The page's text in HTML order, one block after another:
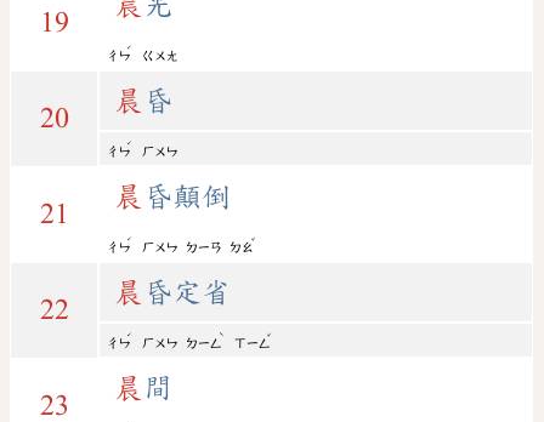
19
ㄔㄣ
ˊ
ㄍㄨㄤ
20
晨 昏
ㄔㄣ
ˊ
ㄏㄨㄣ
21
晨 昏顛倒
ㄔㄣ
ˊ
ㄏㄨㄣ ㄉㄧㄢ ㄉㄠ
ˇ
22
晨 昏定省
ㄔㄣ
ˊ
ㄏㄨㄣ ㄉㄧㄥ
ˋ
ㄒㄧㄥ
ˇ
23
晨 間